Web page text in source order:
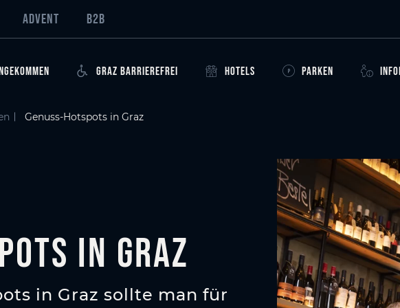
ADVENT B2B
GRAZ BARRIEREFREI HOTELS PARKEN
Genuss-Hotspots in Graz
in Graz
in Graz sollte man für